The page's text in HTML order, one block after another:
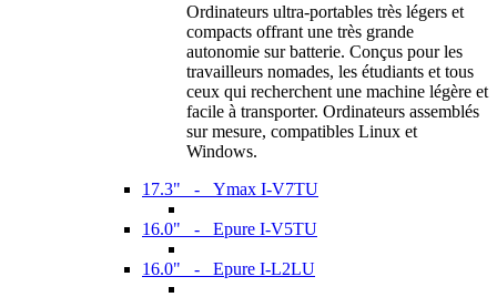
Ordinateurs ultra-portables très légers et
compacts offrant une très grande
autonomie sur batterie. Conçus pour les
travailleurs nomades, les étudiants et tous
ceux qui recherchent une machine légère et
facile à transporter. Ordinateurs assemblés
sur mesure, compatibles Linux et
Windows.
17.3" - Ymax I-V7TU
16.0" - Epure I-V5TU
16.0" - Epure I-L2LU